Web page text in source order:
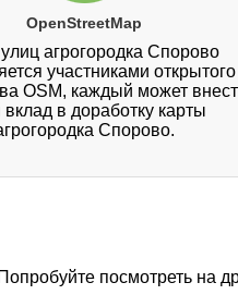
OpenStreetMap
агрогородка Спорово
участниками открытого
OSM, каждый может
вклад в доработку карты
Спорово.
Попробуйте посмотреть на